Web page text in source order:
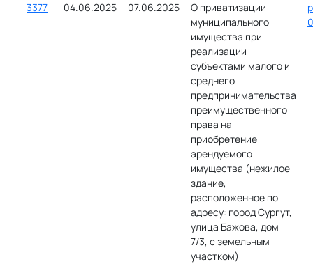
3377 04.06.2025 07.06.2025
О приватизации
муниципального
имущества при
реализации
субъектами малого и
среднего
предпринимательства
преимущественного
права на
приобретение
арендуемого
имущества (нежилое
здание,
расположенное по
адресу: город Сургут,
улица Бажова, дом
7/3, с земельным
участком)